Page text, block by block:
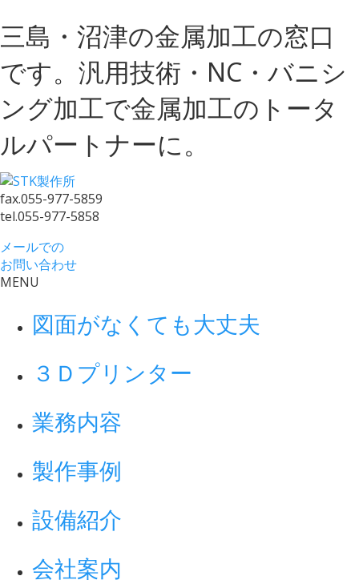
三島・沼津の金属加工の窓口
です。汎用技術・NC・バニシ
ング加工で金属加工のトータ
ルパートナーに。
fax.055-977-5859
tel.055-977-5858
メールでの
お問い合わせ
MENU
図面がなくても大丈夫
３Ｄプリンター
業務内容
製作事例
設備紹介
会社案内